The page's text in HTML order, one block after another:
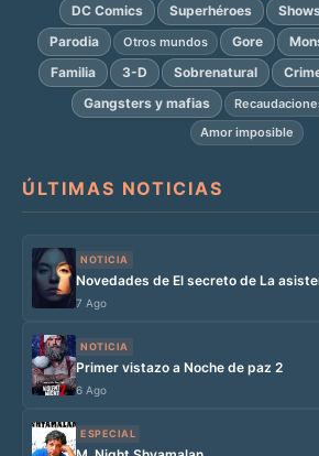
DC Comics
Superhéroes
Parodia
Otros mundos Gore
Familia 3-D Sobrenatural
Gangsters y mafias
Amor imposible
ÚLTIMAS NOTICIAS
NOTICIA
Novedades de El secreto de La
7 Ago
NOTICIA
Primer vistazo a Noche de paz 2
6 Ago
ESPECIAL